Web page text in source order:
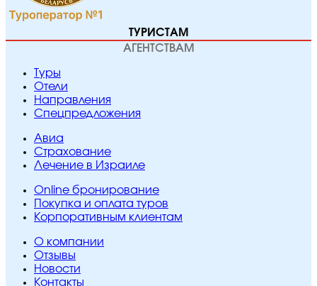
ТУРИСТАМ
АГЕНТСТВАМ
Туры
Отели
Направления
Спецпредложения
Авиа
Страхование
Лечение в Израиле
Online бронирование
Покупка и оплата туров
Корпоративным клиентам
O компании
Отзывы
Новости
Контакты